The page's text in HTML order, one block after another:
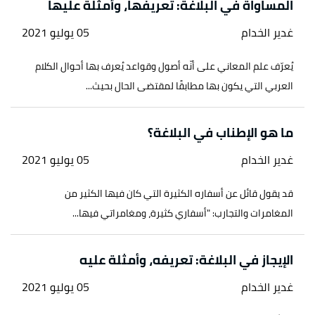
↑ سورة المنافقون، آية:6
↑
سورة البقرة ، آية:44
↑سورة الفرقان، آية:7
المساواة في البلاغة: تعريفها، وأمثلة عليها
غدير الخدام 05 يوليو 2021
يُعرّف علم المعاني على أنّه أصول وقواعد يُعرف بها أحوال الكلام
العربي التي يكون بها مطابقًا لمقتضى الحال بحيث...
ما هو الإطناب في البلاغة؟
غدير الخدام 05 يوليو 2021
قد يقول قائل عن أسفاره الكثيرة التي كان فيها الكثير من
المغامرات والتجارب: "أسفاري كثيرة، ومغامراتي فيها...
الإيجاز في البلاغة: تعريفه، وأمثلة عليه
غدير الخدام 05 يوليو 2021